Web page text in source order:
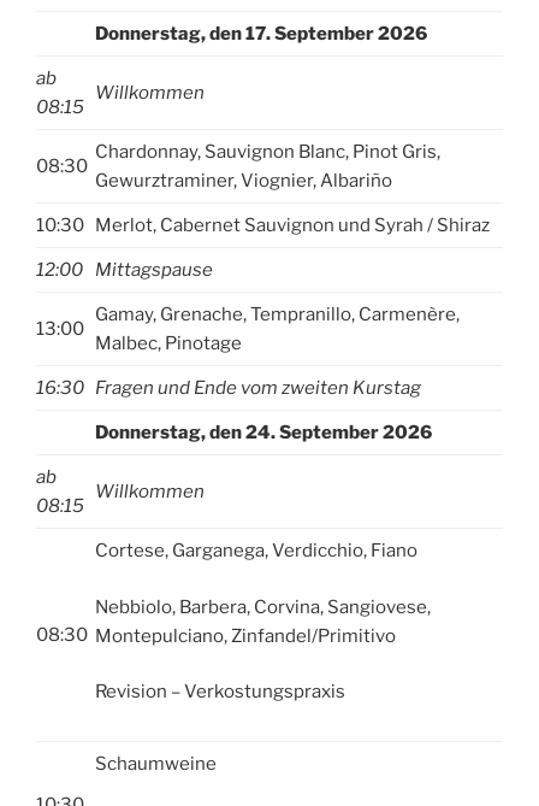
Donnerstag, den 17. September 2026
ab
08:15
Willkommen
08:30
Chardonnay, Sauvignon Blanc, Pinot Gris,
Gewurztraminer, Viognier, Albariño
10:30 Merlot, Cabernet Sauvignon und Syrah / Shiraz
12:00 Mittagspause
13:00
Gamay, Grenache, Tempranillo, Carmenère,
Malbec, Pinotage
16:30 Fragen und Ende vom zweiten Kurstag
Donnerstag, den 24. September 2026
ab
08:15
Willkommen
08:30
Cortese, Garganega, Verdicchio, Fiano
Nebbiolo, Barbera, Corvina, Sangiovese,
Montepulciano, Zinfandel/Primitivo
Revision – Verkostungspraxis
Schaumweine